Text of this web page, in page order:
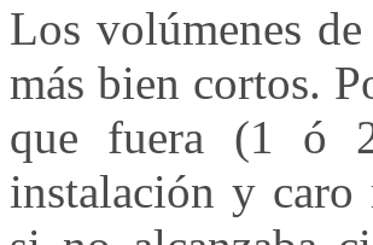
Los volúmenes
más bien cortos.
que fuera (1 ó
instalación y caro